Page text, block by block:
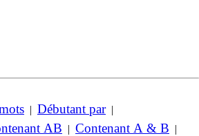
| Débutant par|
AB | Contenant A & B |